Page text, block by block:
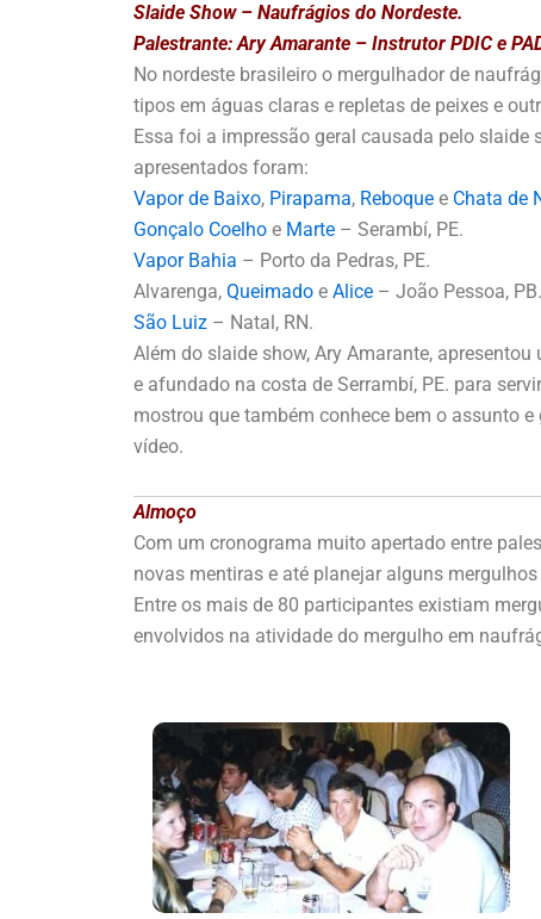
Slaide Show – Naufrágios do Nordeste.
Palestrante: Ary Amarante – Instrutor PDIC e
No nordeste brasileiro o mergulhador de
tipos em águas claras e repletas de peixes e
Essa foi a impressão geral causada pelo
apresentados foram:
Vapor de Baixo, Pirapama, Reboque e Chata de
Gonçalo Coelho e Marte – Serambí, PE.
Vapor Bahia – Porto da Pedras, PE.
Alvarenga, Queimado e Alice – João Pessoa, PB.
São Luiz – Natal, RN.
Além do slaide show, Ary Amarante,
e afundado na costa de Serrambí, PE. para
mostrou que também conhece bem o assunto
vídeo.
Almoço
Com um cronograma muito apertado entre
novas mentiras e até planejar alguns
Entre os mais de 80 participantes existiam
envolvidos na atividade do mergulho em